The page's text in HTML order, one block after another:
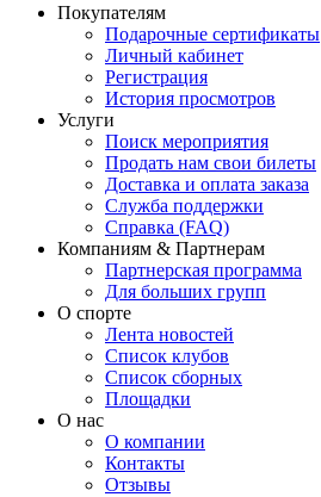
Покупателям
Подарочные сертификаты
Личный кабинет
Регистрация
История просмотров
Услуги
Поиск мероприятия
Продать нам свои билеты
Доставка и оплата заказа
Служба поддержки
Справка (FAQ)
Компаниям & Партнерам
Партнерская программа
Для больших групп
О спорте
Лента новостей
Список клубов
Список сборных
Площадки
О нас
О компании
Контакты
Отзывы